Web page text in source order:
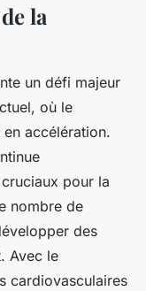
la
un défi majeur
où le
accélération.
pour la
nombre de
des
Avec le
cardiovasculaires